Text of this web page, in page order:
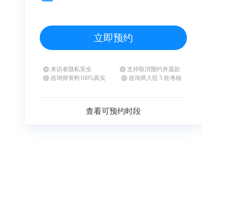
立即预约
来访者隐私安全
支持取消预约并退款
咨询师资料100%真实
咨询师入驻 5 轮考核
查看可预约时段